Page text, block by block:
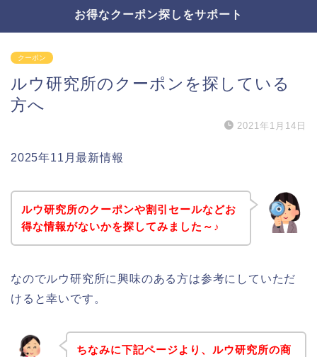
お得なクーポン探しをサポート
クーポン
ルウ研究所のクーポンを探している
方へ
2021年1月14日
2025年11月最新情報
ルウ研究所のクーポンや割引セールなどお
得な情報がないかを探してみました～♪
なのでルウ研究所に興味のある方は参考にしていただ
けると幸いです。
ちなみに下記ページより、ルウ研究所の商